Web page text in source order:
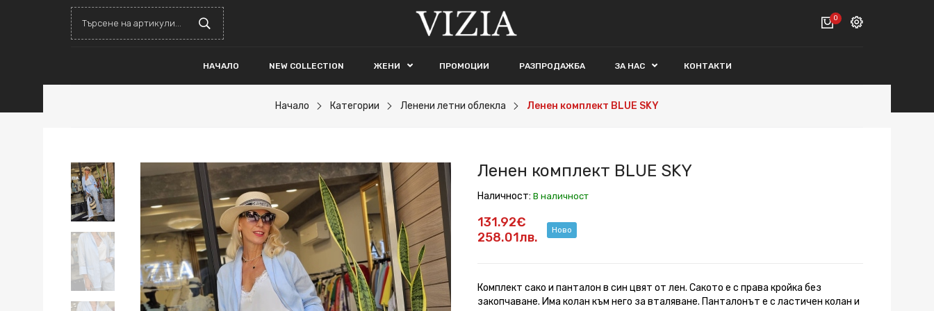
0
ВАШАТА КОЛИЧКА Е ПРАЗНА.
НАЧАЛО NEW COLLECTION ЖЕНИ ПРОМОЦИИ РАЗПРОДАЖБА ЗА НАС КОНТАКТИ
Начало Категории Ленени летни облекла Ленен комплект BLUE SKY
Ленен комплект BLUE SKY
Наличност: В наличност
131.92€
258.01лв.
Ново
Комплект сако и панталон в син цвят от лен. Сакото е с права кройка без
закопчаване. Има колан към него за вталяване. Панталонът е с ластичен колан и